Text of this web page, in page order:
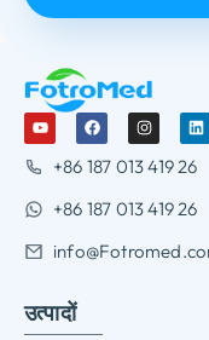
+86 187 013 419 26
+86 187 013 419 26
उत्पादों